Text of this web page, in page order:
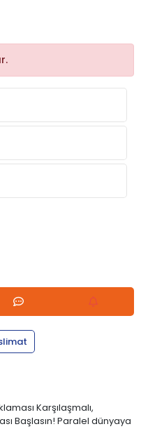
Karşılaşmalı,
Başlasın! Paralel dünyaya